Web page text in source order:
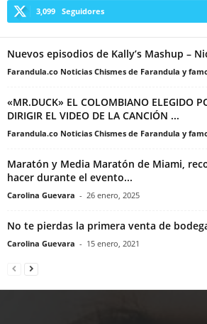
3,099 Seguidores
Nuevos episodios de Kally’s Mashup –
Farandula.co Noticias Chismes de Farandula y
«MR.DUCK» EL COLOMBIANO ELEGIDO
DIRIGIR EL VIDEO DE LA CANCIÓN ...
Farandula.co Noticias Chismes de Farandula y
Maratón y Media Maratón de Miami,
hacer durante el evento...
Carolina Guevara - 26 enero, 2025
No te pierdas la primera venta de
Carolina Guevara - 15 enero, 2021